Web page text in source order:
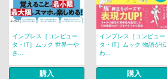
インプレス［コンピュー
タ・IT］ムック 世界一や
さ...
購入
インプレス［コンピュー
タ・IT］ムック 物語が伝
わ...
購入